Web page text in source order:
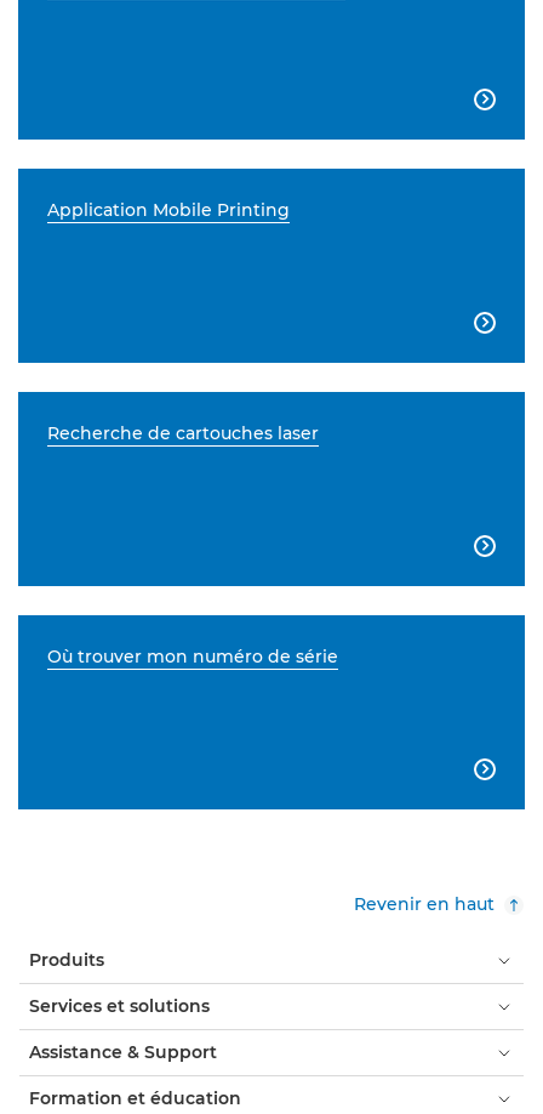

Application Mobile Printing

Recherche de cartouches laser

Où trouver mon numéro de série

Revenir en haut
Produits
Services et solutions
Assistance & Support
Formation et éducation